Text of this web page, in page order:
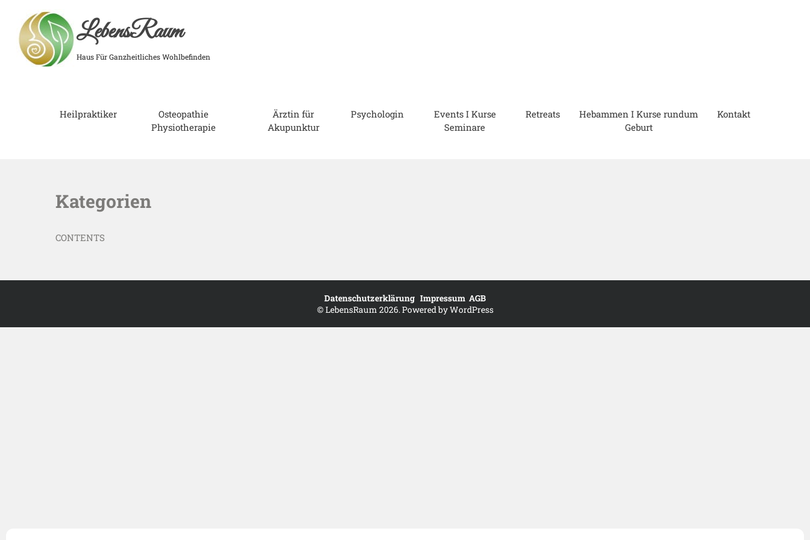
LebensRaum
Haus Für Ganzheitliches Wohlbefinden
Heilpraktiker
Osteopathie
Physiotherapie
Ärztin für
Akupunktur
Psychologin
Events I Kurse
Seminare
Retreats
Hebammen I Kurse rundum
Geburt
Kontakt
Kategorien
CONTENTS
Datenschutzerklärung Impressum AGB
©LebensRaum 2026. Powered by WordPress